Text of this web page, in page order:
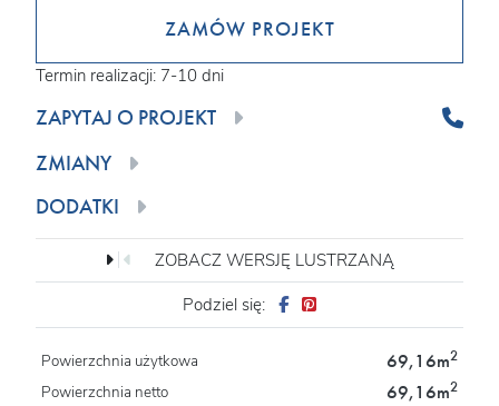
ZAMÓW PROJEKT
Termin realizacji: 7-10 dni
ZAPYTAJ O PROJEKT
ZMIANY
DODATKI
ZOBACZ WERSJĘ LUSTRZANĄ
Podziel się:
Powierzchnia użytkowa 69,16m2
Powierzchnia netto 69,16m2